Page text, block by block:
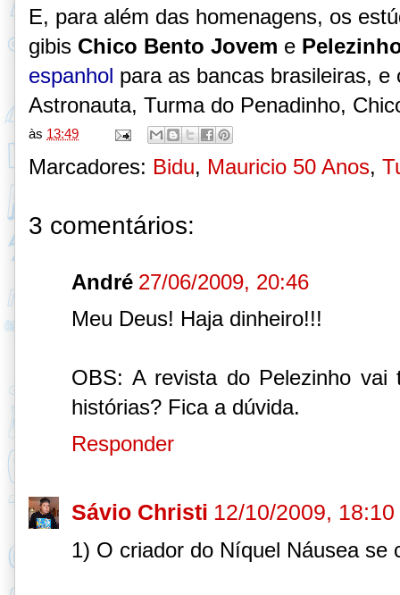
E, para além das homenagens, os
gibis Chico Bento Jovem e
espanhol para as bancas brasileiras, e
Astronauta, Turma do Penadinho,
às 13:49
Marcadores: Bidu, Mauricio 50 Anos,
3 comentários:
André 27/06/2009, 20:46
Meu Deus! Haja dinheiro!!!
OBS: A revista do Pelezinho vai
histórias? Fica a dúvida.
Responder
Sávio Christi 12/10/2009, 18:10
1) O criador do Níquel Náusea se